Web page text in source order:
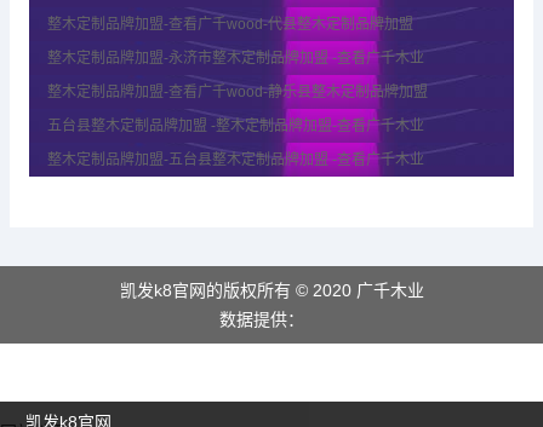
整木定制品牌加盟-查看广千wood-代县整木定制品牌加盟
整木定制品牌加盟-永济市整木定制品牌加盟 -查看广千木业
整木定制品牌加盟-查看广千wood-静乐县整木定制品牌加盟
五台县整木定制品牌加盟 -整木定制品牌加盟-查看广千木业
整木定制品牌加盟-五台县整木定制品牌加盟 -查看广千木业
凯发k8官网的版权所有 © 2020 广千木业
数据提供：
凯发k8官网